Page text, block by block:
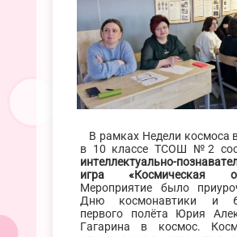
В рамках Недели космоса
в 10 классе ТСОШ №2
интеллектуально-
игра «Космическая
Мероприятие было
Дню космонавтики и
первого полёта Юрия
Гагарина в космос.